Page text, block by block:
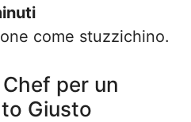
come stuzzichino.
per un
Giusto